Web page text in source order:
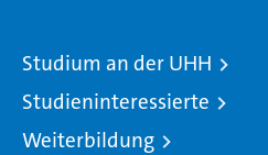
Studium an der UHH
Studieninteressierte
Weiterbildung